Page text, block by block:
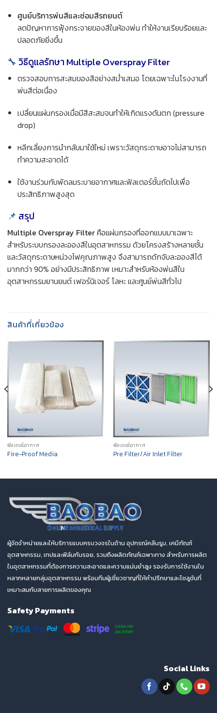
ศูนย์บริการพ่นสีและซ่อมสีรถยนต์
ลดปัญหาการฟุ้งกระจายของสีในห้องพ่น ทำให้งานเรียบร้อยและ
ปลอดภัยยิ่งขึ้น
🔧 วิธีดูแลรักษา Multiple Overspray Filter
ตรวจสอบการสะสมของสีอย่างสม่ำเสมอ โดยเฉพาะในโรงงานที่
พ่นสีต่อเนื่อง
เปลี่ยนแผ่นกรองเมื่อมีสีสะสมจนทำให้เกิดแรงดันตก (pressure
drop)
หลีกเลี่ยงการนำกลับมาใช้ใหม่ เพราะวัสดุกระดาษอาจไม่สามารถ
ทำความสะอาดได้
ใช้งานร่วมกับพัดลมระบายอากาศและฟิลเตอร์ชั้นถัดไปเพื่อ
ประสิทธิภาพสูงสุด
📌 สรุป
Multiple Overspray Filterคือแผ่นกรองที่ออกแบบมาเฉพาะ
สำหรับระบบกรองละอองสีในอุตสาหกรรม ด้วยโครงสร้างหลายชั้น
และวัสดุกระดาษหน่วงไฟคุณภาพสูง จึงสามารถดักจับละอองสีได้
มากกว่า 90% อย่างมีประสิทธิภาพ เหมาะสำหรับห้องพ่นสีใน
อุตสาหกรรมยานยนต์ เฟอร์นิเจอร์ โลหะ และศูนย์พ่นสีทั่วไป
สินค้าที่เกี่ยวข้อง
ฟิลเตอร์อากาศ
Fire-Proof Media
ฟิลเตอร์อากาศ
Pre Filter/Air Inlet Filter
ผู้จัดจำหน่ายและให้บริการแบบครบวงจรในด้าน อุปกรณ์คลีนรูม, เคมีภัณฑ์
อุตสาหกรรม, เทปและฟิล์มกันรอย, รวมถึงผลิตภัณฑ์เฉพาะทาง สำหรับการผลิต
ในอุตสาหกรรมที่ต้องการความสะอาดและความแม่นยำสูง รองรับการใช้งานใน
หลากหลายกลุ่มอุตสาหกรรม พร้อมทีมผู้เชี่ยวชาญที่ให้คำปรึกษาและโซลูชันที่
เหมาะสมกับสายการผลิตของคุณ
Safety Payments
Social Links